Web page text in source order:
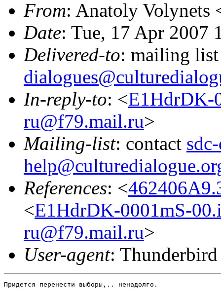
From: Anatoly Volynets
Date: Tue, 17 Apr 2007
Delivered-to: mailing
In-reply-to: <E1HdrDK-
ru@f79.mail.ru>
Mailing-list: contact
References: <
<E1HdrDK-0001mS-
ru@f79.mail.ru>
User-agent:
Придется перенести выборы,.. ненадолго.